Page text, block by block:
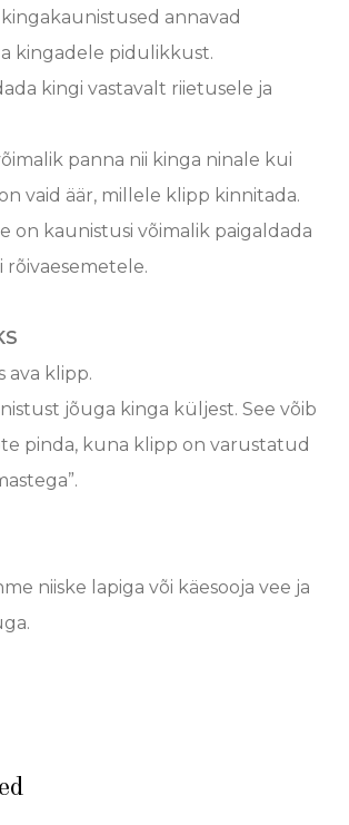
annavad
kingadele pidulikkust.
kingi vastavalt riietusele ja
panna nii kinga ninale kui
vaid äär, millele klipp kinnitada.
on kaunistusi võimalik paigaldada
rõivaesemetele.
ava klipp.
jõuga kinga küljest. See võib
pinda, kuna klipp on varustatud
niiske lapiga või käesooja vee ja